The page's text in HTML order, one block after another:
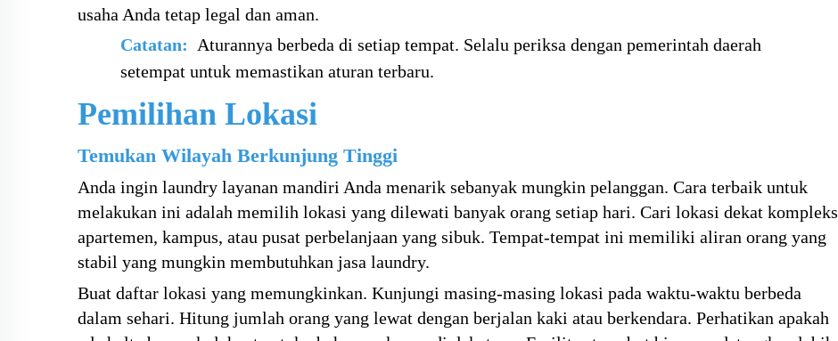
usaha Anda tetap legal dan aman.
Catatan:
Aturannya berbeda di setiap tempat. Selalu periksa dengan pemerintah daerah
setempat untuk memastikan aturan terbaru.
Pemilihan Lokasi
Temukan Wilayah Berkunjung Tinggi
Anda ingin laundry layanan mandiri Anda menarik sebanyak mungkin pelanggan. Cara terbaik untuk
melakukan ini adalah memilih lokasi yang dilewati banyak orang setiap hari. Cari lokasi dekat kompleks
apartemen, kampus, atau pusat perbelanjaan yang sibuk. Tempat-tempat ini memiliki aliran orang yang
stabil yang mungkin membutuhkan jasa laundry.
Buat daftar lokasi yang memungkinkan. Kunjungi masing-masing lokasi pada waktu-waktu berbeda
dalam sehari. Hitung jumlah orang yang lewat dengan berjalan kaki atau berkendara. Perhatikan apakah